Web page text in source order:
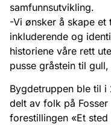
samfunnsutvikling.
-Vi ønsker å skape
inkluderende og
historiene våre rett
pusse gråstein til
Bygdetruppen ble til i
delt av folk på
forestillingen «Et